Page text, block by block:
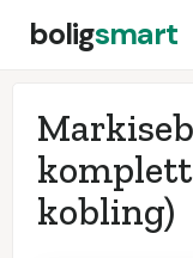
boligsmart
kobling)